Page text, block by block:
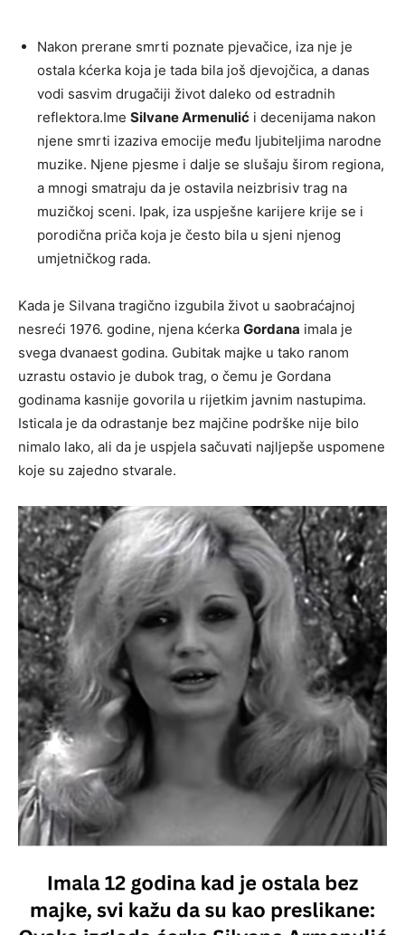
Nakon prerane smrti poznate pjevačice, iza nje je
ostala kćerka koja je tada bila još djevojčica, a danas
vodi sasvim drugačiji život daleko od estradnih
reflektora.Ime Silvane Armenulić i decenijama nakon
njene smrti izaziva emocije među ljubiteljima narodne
muzike. Njene pjesme i dalje se slušaju širom regiona,
a mnogi smatraju da je ostavila neizbrisiv trag na
muzičkoj sceni. Ipak, iza uspješne karijere krije se i
porodična priča koja je često bila u sjeni njenog
umjetničkog rada.
Kada je Silvana tragično izgubila život u saobraćajnoj
nesreći 1976. godine, njena kćerka Gordana imala je
svega dvanaest godina. Gubitak majke u tako ranom
uzrastu ostavio je dubok trag, o čemu je Gordana
godinama kasnije govorila u rijetkim javnim nastupima.
Isticala je da odrastanje bez majčine podrške nije bilo
nimalo lako, ali da je uspjela sačuvati najljepše uspomene
koje su zajedno stvarale.